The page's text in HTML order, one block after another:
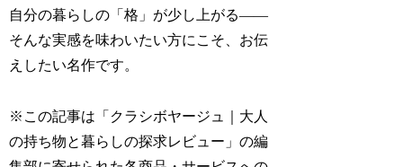
自分の暮らしの「格」が少し上がる――
そんな実感を味わいたい方にこそ、お伝
えしたい名作です。
※この記事は「クラシボヤージュ｜大人
の持ち物と暮らしの探求レビュー」の編